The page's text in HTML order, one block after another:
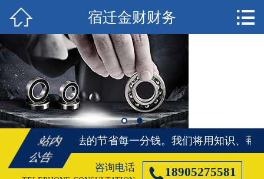
宿迁注册商标
宿迁社保代办
 宿迁金财财务 
站内
公告
、帮您合理合法的节省每一分钱。 我们将用知识、帮
咨询电话  18905275581